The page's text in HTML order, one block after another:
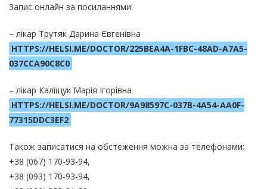
Запис онлайн за посиланнями:
– лікар Трутяк Дарина Євгенівна
HTTPS://HELSI.ME/DOCTOR/225BEA4A-1FBC-48AD-A7A5-
037CCA90C8C0
– лікар Каліщук Марія Ігорівна
HTTPS://HELSI.ME/DOCTOR/9A98597C-037B-4A54-AA0F-
77315DDC3EF2
Також записатися на обстеження можна за телефонами:
+38 (067) 170-93-94,
+38 (093) 170-93-94,